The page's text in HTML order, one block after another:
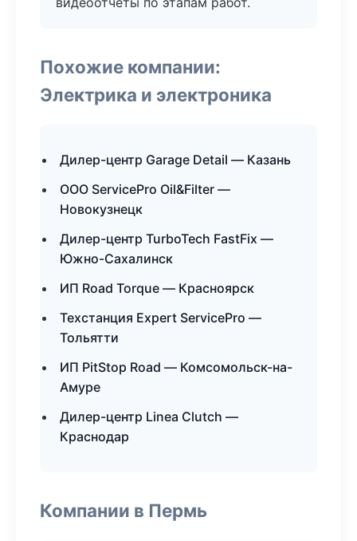
Похожие компании:
Электрика и электроника
Дилер-центр Garage Detail — Казань
ООО ServicePro Oil&Filter —
Новокузнецк
Дилер-центр TurboTech FastFix —
Южно-Сахалинск
ИП Road Torque — Красноярск
Техстанция Expert ServicePro —
Тольятти
ИП PitStop Road — Комсомольск-на-
Амуре
Дилер-центр Linea Clutch —
Краснодар
Компании в Пермь